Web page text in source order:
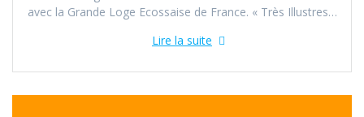
avec la Grande Loge Ecossaise de France. « Très Illustres…
Lire la suite